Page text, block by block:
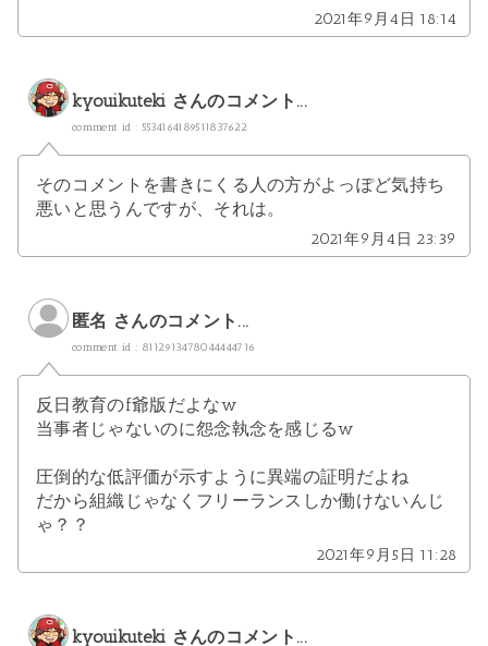
2021年9月4日 18:14
kyouikuteki さんのコメント...
comment id : 5534164189511837622
そのコメントを書きにくる人の方がよっぽど気持ち
悪いと思うんですが、それは。
2021年9月4日 23:39
匿名 さんのコメント...
comment id : 8112913478044444716
反日教育のf爺版だよなw
当事者じゃないのに怨念執念を感じるw
圧倒的な低評価が示すように異端の証明だよね
だから組織じゃなくフリーランスしか働けないんじ
ゃ？？
2021年9月5日 11:28
kyouikuteki さんのコメント...